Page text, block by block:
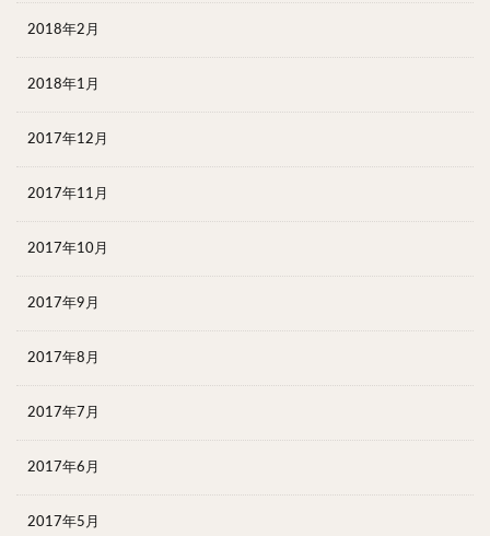
2018年2月
2018年1月
2017年12月
2017年11月
2017年10月
2017年9月
2017年8月
2017年7月
2017年6月
2017年5月